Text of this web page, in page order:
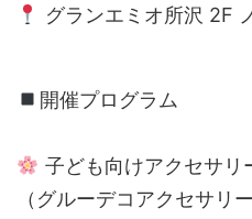
グランエミオ所沢 2F
開催プログラム
子ども向けアクセサリ
（グルーデコアクセサリー